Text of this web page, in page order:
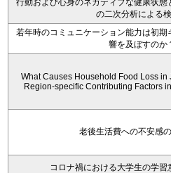
行動および心身のネガティブな健康状
の二次分析による
若年時のコミュニケーション能力は初
響を及ぼすのか
What Causes Household Food Loss in
Region-specific Contributing Factors
老後生活費への不安感
コロナ禍における大学生の学習